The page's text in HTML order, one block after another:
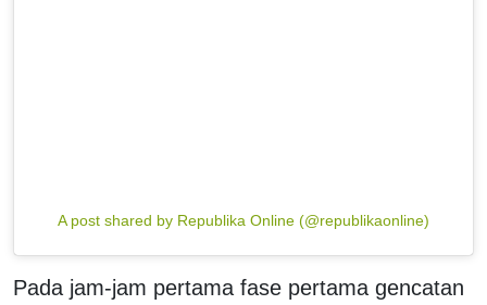
A post shared by Republika Online (@republikaonline)
Pada jam-jam pertama fase pertama gencatan